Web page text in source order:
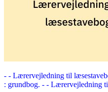
- - Lærervejledning til
: grundbog. - - Lærervejledning